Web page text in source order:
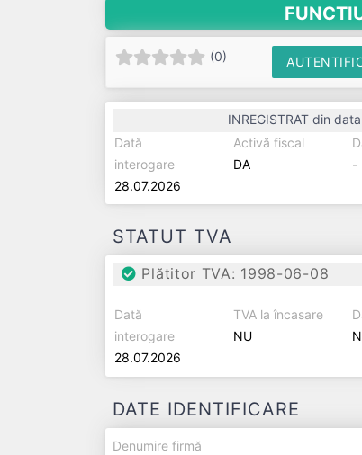
(0)
INREGISTRAT din
Dată
interogare
28.07.2026
Activă fiscal
DA
-
STATUT TVA
Plătitor TVA: 1998-06-08
Dată
interogare
28.07.2026
TVA la încasare
NU
DATE IDENTIFICARE
Denumire firmă